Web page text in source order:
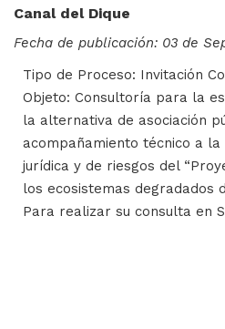
Canal del Dique
Fecha de publicación: 03 de
Tipo de Proceso: Invitación
Objeto: Consultoría para la
la alternativa de asociación
acompañamiento técnico a
jurídica y de riesgos del
los ecosistemas degradados
Para realizar su consulta en